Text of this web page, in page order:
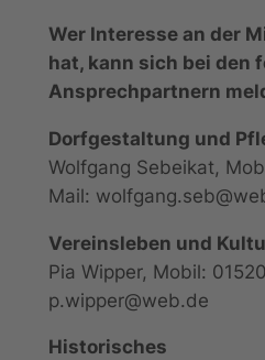
Wer Interesse an der
hat, kann sich bei den
Ansprechpartnern
Dorfgestaltung und
Wolfgang Sebeikat,
Mail:
Vereinsleben und
Pia Wipper, Mobil:
p.wipper@web.de
Historisches